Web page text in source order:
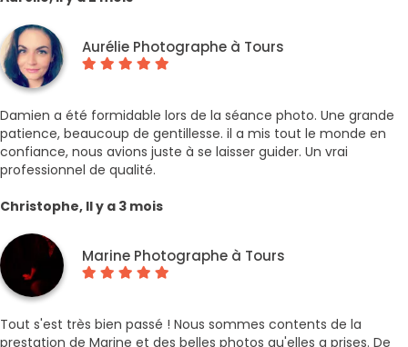
Aurélie Photographe à Tours
Damien a été formidable lors de la séance photo. Une grande
patience, beaucoup de gentillesse. il a mis tout le monde en
confiance, nous avions juste à se laisser guider. Un vrai
professionnel de qualité.
Christophe, Il y a 3 mois
Marine Photographe à Tours
Tout s'est très bien passé ! Nous sommes contents de la
prestation de Marine et des belles photos qu'elles a prises. De